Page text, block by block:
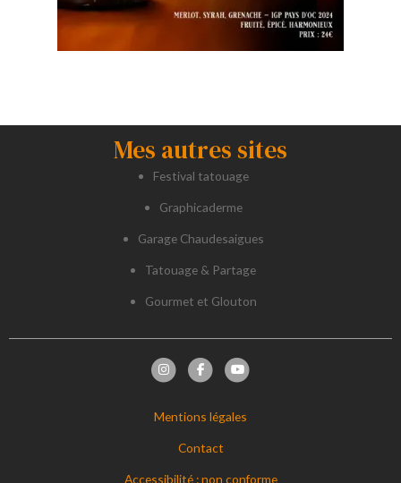
Mes autres sites
Festival tatouage
Graphicaderme
Garage Chaudesaigues
Tatouage & Partage
Gourmet et Glouton
Mentions légales
Contact
Accessibilité : non conforme